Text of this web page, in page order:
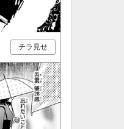
チラ見せ